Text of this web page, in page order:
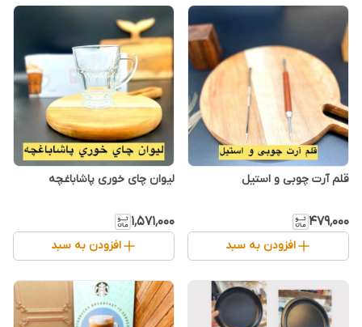
قلم آرت چوبی و استیل
۴۷۹٬۰۰۰
افزودن به سبد
لیوان چای خوری پاشاباغچه
۱٬۵۷۱٬۰۰۰
افزودن به سبد